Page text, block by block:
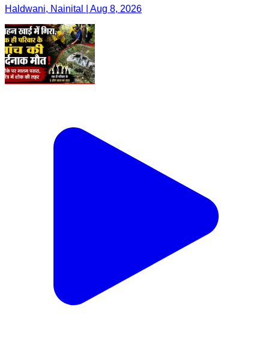
Haldwani, Nainital | Aug 8, 2026